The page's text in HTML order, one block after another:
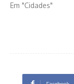
Em "Cidades"